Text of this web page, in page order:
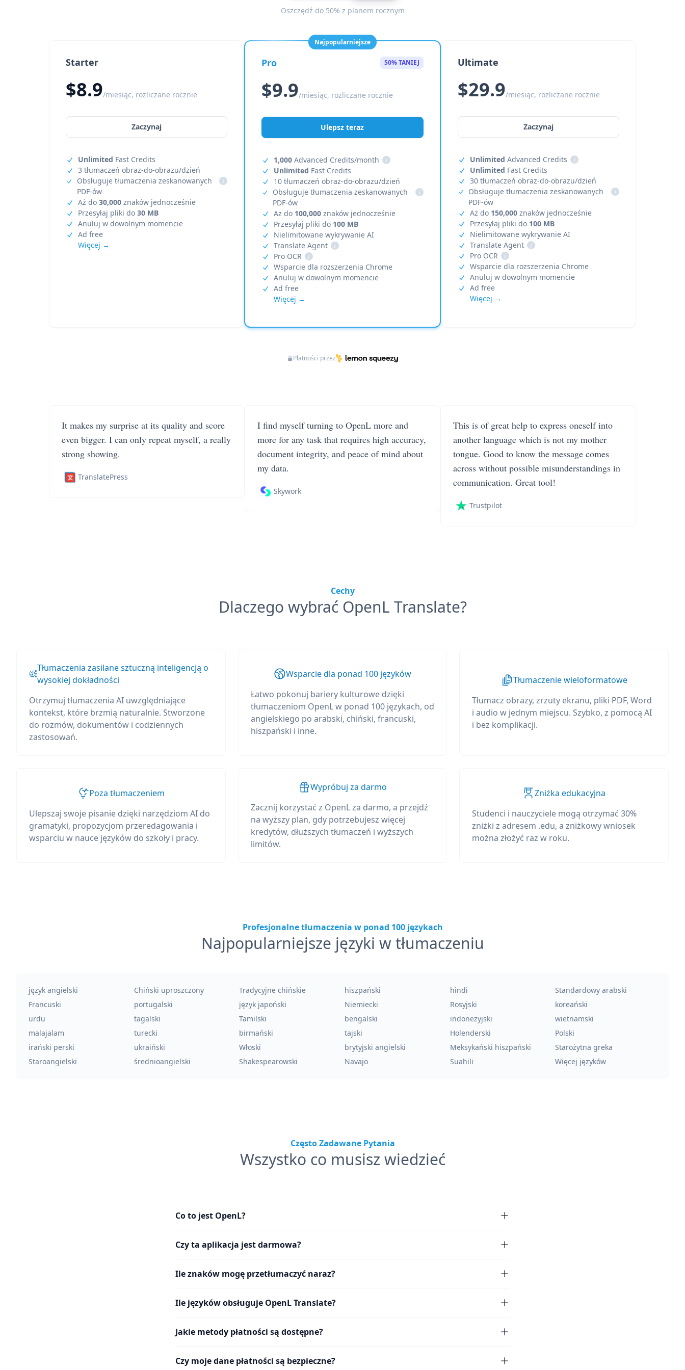
Oszczędź do 50% z planem rocznym
Starter
$8.9/miesiąc, rozliczane rocznie
Zaczynaj
Unlimited Fast Credits
3 tłumaczeń obraz-do-obrazu/dzień
Obsługuje tłumaczenia zeskanowanych
PDF-ów
i
Aż do 30,000 znaków jednocześnie
Przesyłaj pliki do 30 MB
Anuluj w dowolnym momencie
Ad free
Więcej →
Najpopularniejsze
Pro 50% TANIEJ
$9.9/miesiąc, rozliczane rocznie
Ulepsz teraz
1,000 Advanced Credits/month
i
Unlimited Fast Credits
10 tłumaczeń obraz-do-obrazu/dzień
Obsługuje tłumaczenia zeskanowanych
PDF-ów
i
Aż do 100,000 znaków jednocześnie
Przesyłaj pliki do 100 MB
Nielimitowane wykrywanie AI
Translate Agent
i
Pro OCR
i
Wsparcie dla rozszerzenia Chrome
Anuluj w dowolnym momencie
Ad free
Więcej →
Ultimate
$29.9/miesiąc, rozliczane rocznie
Zaczynaj
Unlimited Advanced Credits
i
Unlimited Fast Credits
30 tłumaczeń obraz-do-obrazu/dzień
Obsługuje tłumaczenia zeskanowanych
PDF-ów
i
Aż do 150,000znaków jednocześnie
Przesyłaj pliki do 100 MB
Nielimitowane wykrywanie AI
Translate Agent
i
Pro OCR
i
Wsparcie dla rozszerzenia Chrome
Anuluj w dowolnym momencie
Ad free
Więcej →
Płatności przez
It makes my surprise at its quality and score
even bigger. I can only repeat myself, a really
strong showing.
TranslatePress
I find myself turning to OpenL more and
more for any task that requires high accuracy,
document integrity, and peace of mind about
my data.
Skywork
This is of great help to express oneself into
another language which is not my mother
tongue. Good to know the message comes
across without possible misunderstandings in
communication. Great tool!
Trustpilot
Cechy
Dlaczego wybrać OpenL Translate?
Tłumaczenia zasilane sztuczną inteligencją o
wysokiej dokładności
Otrzymuj tłumaczenia AI uwzględniające
kontekst, które brzmią naturalnie. Stworzone
do rozmów, dokumentów i codziennych
zastosowań.
Wsparcie dla ponad 100 języków
Łatwo pokonuj bariery kulturowe dzięki
tłumaczeniom OpenL w ponad 100 językach, od
angielskiego po arabski, chiński, francuski,
hiszpański i inne.
Tłumaczenie wieloformatowe
Tłumacz obrazy, zrzuty ekranu, pliki PDF, Word
i audio w jednym miejscu. Szybko, z pomocą AI
i bez komplikacji.
Poza tłumaczeniem
Ulepszaj swoje pisanie dzięki narzędziom AI do
gramatyki, propozycjom przeredagowania i
wsparciu w nauce języków do szkoły i pracy.
Wypróbuj za darmo
Zacznij korzystać z OpenL za darmo, a przejdź
na wyższy plan, gdy potrzebujesz więcej
kredytów, dłuższych tłumaczeń i wyższych
limitów.
Zniżka edukacyjna
Studenci i nauczyciele mogą otrzymać 30%
zniżki z adresem .edu, a zniżkowy wniosek
można złożyć raz w roku.
Profesjonalne tłumaczenia w ponad 100 językach
Najpopularniejsze języki w tłumaczeniu
język angielski Chiński uproszczony Tradycyjne chińskie hiszpański hindi
Standardowy arabski
Francuski
portugalski język japoński Niemiecki Rosyjski
koreański
urdu
tagalski Tamilski bengalski indonezyjski
wietnamski
malajalam
turecki birmański tajski Holenderski
Polski
irański perski
ukraiński Włoski brytyjski angielski Meksykański hiszpański
Starożytna greka
Staroangielski
średnioangielski Shakespearowski Navajo Suahili Więcej języków
Często Zadawane Pytania
Wszystko co musisz wiedzieć
Co to jest OpenL?
Czy ta aplikacja jest darmowa?
Ile znaków mogę przetłumaczyć naraz?
Ile języków obsługuje OpenL Translate?
Jakie metody płatności są dostępne?
Czy moje dane płatności są bezpieczne?